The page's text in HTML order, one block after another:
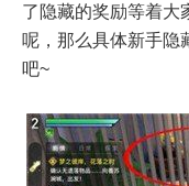
了隐藏的奖励等着大
呢，那么具体新手隐
吧~